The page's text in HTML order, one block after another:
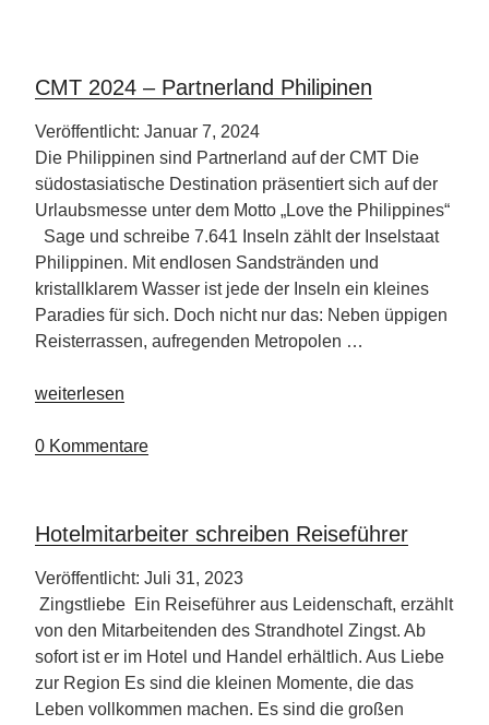
CMT 2024 – Partnerland Philipinen
Veröffentlicht: Januar 7, 2024
Die Philippinen sind Partnerland auf der CMT Die
südostasiatische Destination präsentiert sich auf der
Urlaubsmesse unter dem Motto „Love the Philippines“
Sage und schreibe 7.641 Inseln zählt der Inselstaat
Philippinen. Mit endlosen Sandstränden und
kristallklarem Wasser ist jede der Inseln ein kleines
Paradies für sich. Doch nicht nur das: Neben üppigen
Reisterrassen, aufregenden Metropolen …
„CMT
–
weiterlesen
0 Kommentare
Hotelmitarbeiter schreiben Reiseführer
Veröffentlicht: Juli 31, 2023
Zingstliebe Ein Reiseführer aus Leidenschaft, erzählt
von den Mitarbeitenden des Strandhotel Zingst. Ab
sofort ist er im Hotel und Handel erhältlich. Aus Liebe
zur Region Es sind die kleinen Momente, die das
Leben vollkommen machen. Es sind die großen